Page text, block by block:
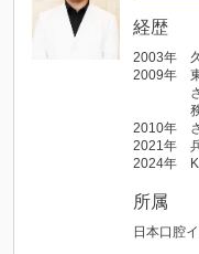
経歴
2003年
2009年
2010年
2021年
2024年
所属
日本口腔